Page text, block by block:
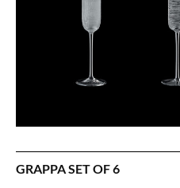
GRAPPA SET OF 6